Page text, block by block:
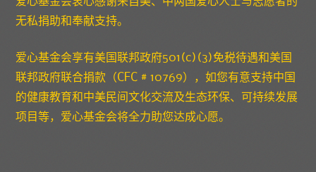
无私捐助和奉献支持。
爱心基金会享有美国联邦政府501(c)(3)免税待遇和美国
联邦政府联合捐款（CFC # 10769），如您有意支持中国
的健康教育和中美民间文化交流及生态环保、可持续发展
项目等，爱心基金会将全力助您达成心愿。